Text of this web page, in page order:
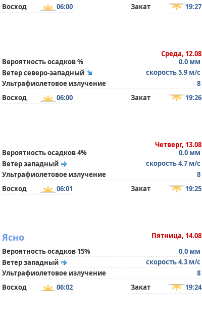
Восход
06:00 Закат 19:27
Среда, 12.08
Вероятность осадков %
0.0 мм
Ветер северо-западный
скорость 5.9 м/с
Ультрафиолетовое излучение
8
Восход
06:00 Закат 19:26
Четверг, 13.08
Вероятность осадков 4%
0.0 мм
Ветер западный
скорость 4.7 м/с
Ультрафиолетовое излучение
8
Восход
06:01 Закат 19:25
Пятница, 14.08
Ясно
Вероятность осадков 15%
0.0 мм
Ветер западный
скорость 4.3 м/с
Ультрафиолетовое излучение
8
Восход
06:02 Закат 19:24